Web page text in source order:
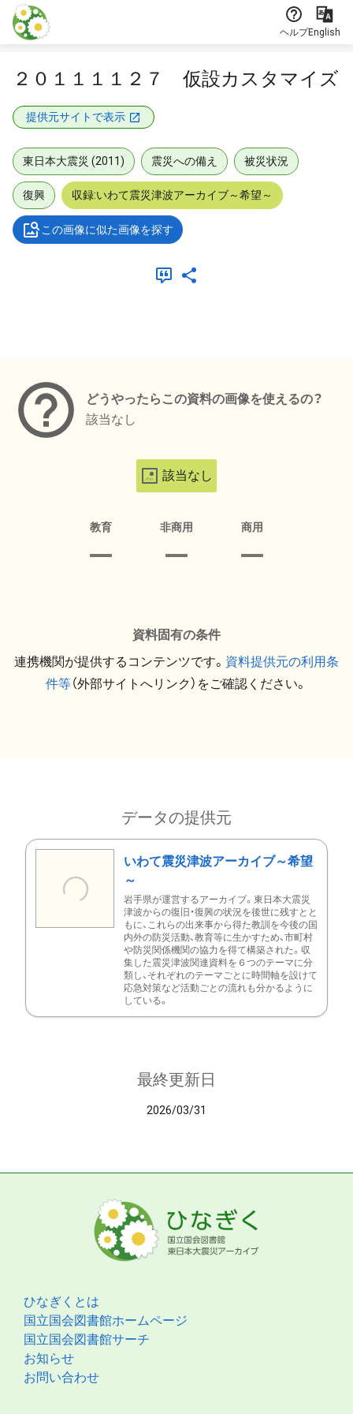
本文に飛ぶ
ヘルプEnglish
２０１１１１２７ 仮設カスタマイズ
提供元サイトで表示
東日本大震災 (2011) 震災への備え 被災状況
復興 収録:いわて震災津波アーカイブ～希望～
この画像に似た画像を探す
どうやったらこの資料の画像を使えるの？
該当なし
該当なし
教育 非商用 商用
資料固有の条件
連携機関が提供するコンテンツです。 資料提供元の利用条
件等（外部サイトへリンク）をご確認ください。
データの提供元
いわて震災津波アーカイブ～希望
～
岩手県が運営するアーカイブ。東日本大震災
津波からの復旧・復興の状況を後世に残すとと
もに、これらの出来事から得た教訓を今後の国
内外の防災活動、教育等に生かすため、市町村
や防災関係機関の協力を得て構築された。収
集した震災津波関連資料を６つのテーマに分
類し、それぞれのテーマごとに時間軸を設けて
応急対策など活動ごとの流れも分かるように
している。
最終更新日
2026/03/31
ひなぎくとは
国立国会図書館ホームページ
国立国会図書館サーチ
お知らせ
お問い合わせ